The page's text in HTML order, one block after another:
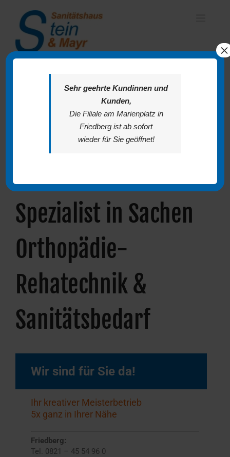
springen
Spezialist in Sachen
Orthopädie-
Rehatechnik &
Sanitätsbedarf
Wir sind für Sie da!
Ihr kreativer Meisterbetrieb
5x ganz in Ihrer Nähe
Friedberg:
Tel. 0821 – 45 54 96 0
Sehr geehrte Kundinnen und
Kunden,
Die Filiale am Marienplatz in
Friedberg ist ab sofort
wieder für Sie geöffnet!
×